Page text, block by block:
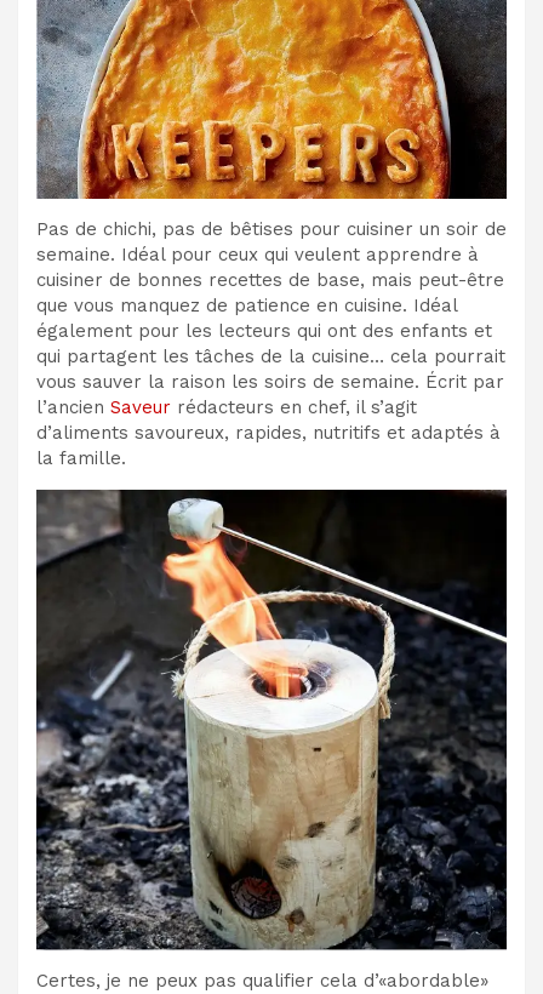
Pas de chichi, pas de bêtises pour cuisiner un soir de
semaine. Idéal pour ceux qui veulent apprendre à
cuisiner de bonnes recettes de base, mais peut-être
que vous manquez de patience en cuisine. Idéal
également pour les lecteurs qui ont des enfants et
qui partagent les tâches de la cuisine… cela pourrait
vous sauver la raison les soirs de semaine. Écrit par
l’ancien Saveur rédacteurs en chef, il s’agit
d’aliments savoureux, rapides, nutritifs et adaptés à
la famille.
Certes, je ne peux pas qualifier cela d’«abordable»